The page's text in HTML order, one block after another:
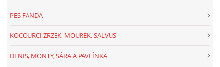
PES FANDA
KOCOURCI ZRZEK, MOUREK, SALVUS
DENIS, MONTY, SÁRA A PAVLÍNKA